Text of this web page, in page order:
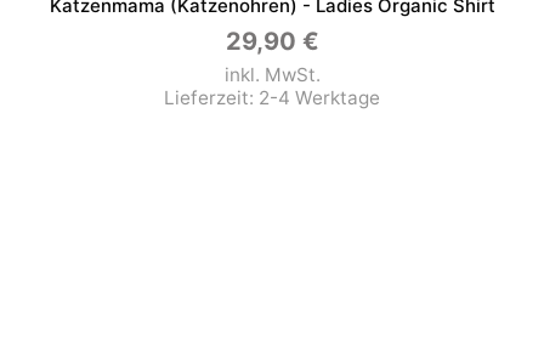
Katzenmama (Katzenohren) - Ladies Organic Shirt
29,90 €
inkl. MwSt.
Lieferzeit: 2-4 Werktage